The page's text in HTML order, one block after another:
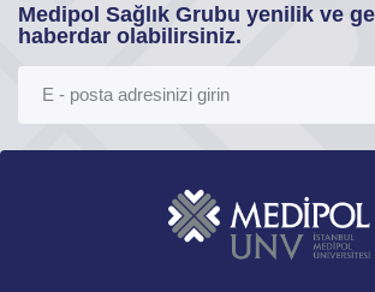
Medipol Sağlık Grubu yenilik ve
haberdar olabilirsiniz.